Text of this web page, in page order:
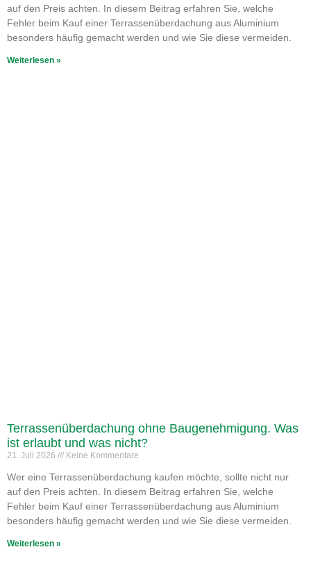
auf den Preis achten. In diesem Beitrag erfahren Sie, welche
Fehler beim Kauf einer Terrassenüberdachung aus Aluminium
besonders häufig gemacht werden und wie Sie diese vermeiden.
Weiterlesen »
Terrassenüberdachung ohne Baugenehmigung. Was
ist erlaubt und was nicht?
21. Juli 2026 Keine Kommentare
Wer eine Terrassenüberdachung kaufen möchte, sollte nicht nur
auf den Preis achten. In diesem Beitrag erfahren Sie, welche
Fehler beim Kauf einer Terrassenüberdachung aus Aluminium
besonders häufig gemacht werden und wie Sie diese vermeiden.
Weiterlesen »